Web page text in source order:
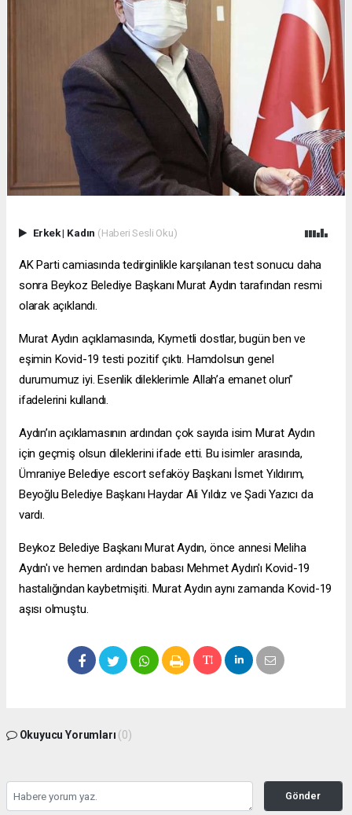
Erkek| Kadın (Haberi Sesli Oku)
AK Parti camiasında tedirginlikle karşılanan test sonucu daha
sonra Beykoz Belediye Başkanı Murat Aydın tarafından resmi
olarak açıklandı.
Murat Aydın açıklamasında, Kıymetli dostlar, bugün ben ve
eşimin Kovid-19 testi pozitif çıktı. Hamdolsun genel
durumumuz iyi. Esenlik dileklerimle Allah’a emanet olun”
ifadelerini kullandı.
Aydın’ın açıklamasının ardından çok sayıda isim Murat Aydın
için geçmiş olsun dileklerini ifade etti. Bu isimler arasında,
Ümraniye Belediye escort sefaköyBaşkanı İsmet Yıldırım,
Beyoğlu Belediye Başkanı Haydar Ali Yıldız ve Şadi Yazıcı da
vardı.
Beykoz Belediye Başkanı Murat Aydın, önce annesi Meliha
Aydın'ı ve hemen ardından babası Mehmet Aydın'ı Kovid-19
hastalığından kaybetmişiti. Murat Aydın aynı zamanda Kovid-19
aşısı olmuştu.
Okuyucu Yorumları (0)
Gönder